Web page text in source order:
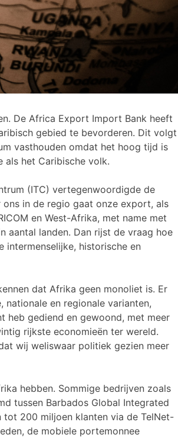
De Africa Export Import Bank heeft
gebied te bevorderen. Dit volgt
vasthouden omdat het hoog tijd is
als het Caribische volk.
(ITC) vertegenwoordigde de
ons in de regio gaat onze export, als
en West-Afrika, met name met
aantal landen. Dan rijst de vraag hoe
historische en
dat Afrika geen monoliet is. Er
en regionale varianten,
heb gediend en gewoond, met meer
rijkste economieën ter wereld.
wij weliswaar politiek gezien meer
hebben. Sommige bedrijven zoals
tussen Barbados Global Integrated
tot 200 miljoen klanten via de TelNet-
de mobiele portemonnee